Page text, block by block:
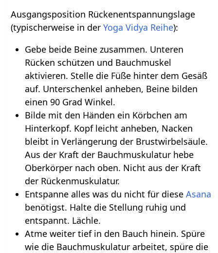
Ausgangsposition Rückenentspannungslage
(typischerweise in derYoga Vidya Reihe):
Gebe beide Beine zusammen. Unteren
Rücken schützen und Bauchmuskel
aktivieren. Stelle die Füße hinter dem Gesäß
auf. Unterschenkel anheben, Beine bilden
einen 90 Grad Winkel.
Bilde mit den Händen ein Körbchen am
Hinterkopf. Kopf leicht anheben, Nacken
bleibt in Verlängerung der Brustwirbelsäule.
Aus der Kraft der Bauchmuskulatur hebe
Oberkörper nach oben. Nicht aus der Kraft
der Rückenmuskulatur.
Entspanne alles was du nicht für diese Asana
benötigst. Halte die Stellung ruhig und
entspannt. Lächle.
Atme weiter tief in den Bauch hinein. Spüre
wie die Bauchmuskulatur arbeitet, spüre die